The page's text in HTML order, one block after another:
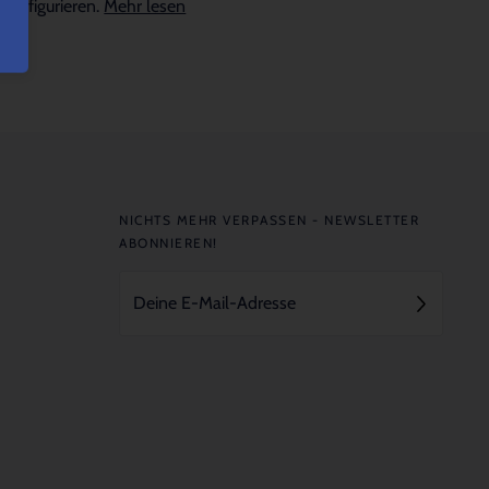
konfigurieren. Mehr lesen
NICHTS MEHR VERPASSEN - NEWSLETTER
ABONNIEREN!